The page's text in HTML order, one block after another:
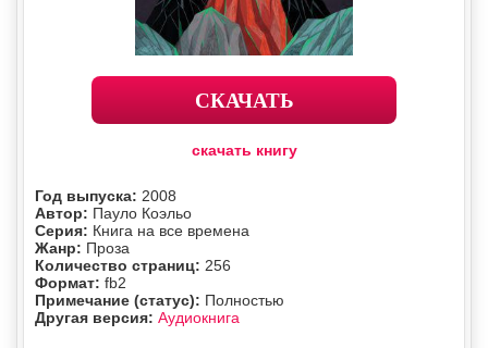
СКАЧАТЬ
скачать книгу
Год выпуска: 2008
Автор: Пауло Коэльо
Серия: Книга на все времена
Жанр: Проза
Количество страниц: 256
Формат: fb2
Примечание (статус): Полностью
Другая версия: Аудиокнига